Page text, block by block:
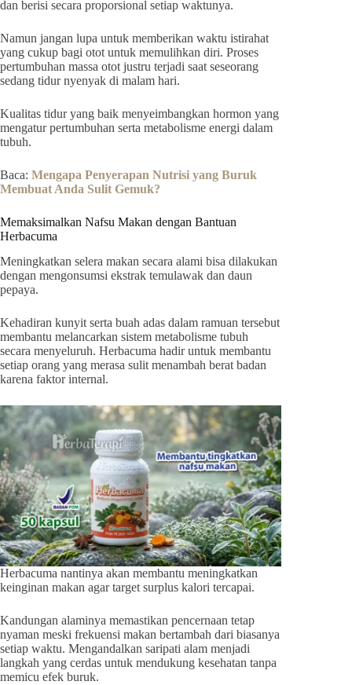
dan berisi secara proporsional setiap waktunya.
Namun jangan lupa untuk memberikan waktu istirahat
yang cukup bagi otot untuk memulihkan diri. Proses
pertumbuhan massa otot justru terjadi saat seseorang
sedang tidur nyenyak di malam hari.
Kualitas tidur yang baik menyeimbangkan hormon yang
mengatur pertumbuhan serta metabolisme energi dalam
tubuh.
Baca: Mengapa Penyerapan Nutrisi yang Buruk
Membuat Anda Sulit Gemuk?
Memaksimalkan Nafsu Makan dengan Bantuan
Herbacuma
Meningkatkan selera makan secara alami bisa dilakukan
dengan mengonsumsi ekstrak temulawak dan daun
pepaya.
Kehadiran kunyit serta buah adas dalam ramuan tersebut
membantu melancarkan sistem metabolisme tubuh
secara menyeluruh. Herbacuma hadir untuk membantu
setiap orang yang merasa sulit menambah berat badan
karena faktor internal.
Herbacuma nantinya akan membantu meningkatkan
keinginan makan agar target surplus kalori tercapai.
Kandungan alaminya memastikan pencernaan tetap
nyaman meski frekuensi makan bertambah dari biasanya
setiap waktu. Mengandalkan saripati alam menjadi
langkah yang cerdas untuk mendukung kesehatan tanpa
memicu efek buruk.